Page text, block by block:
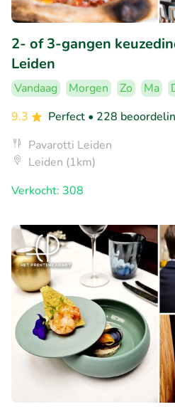
2- of 3-gangen
Leiden
Vandaag Morgen Zo Ma
9.3
Perfect • 228
Pavarotti Leiden
Leiden (1km)
Verkocht: 308